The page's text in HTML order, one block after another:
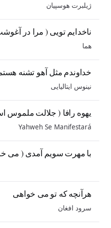
ژیلبرت هوسپیان
ناخدایم تویی ( مرا در
هما
خداوندم مثل آهو تشنه
نینوس ایتالیایی
یهوه رافا ( جلالت ملموس
Yahweh Se Manifestará
با مهرت سویم آمدی ( می
هرآنچه که تو می خواهی
سرود افغان